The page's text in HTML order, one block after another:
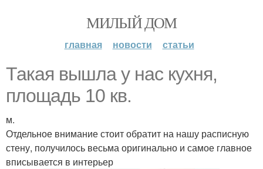
МИЛЫЙ ДОМ
главная новости статьи
Такая вышла у нас кухня,
площадь 10 кв.
м.
Отдельное внимание стоит обратит на нашу расписную
стену, получилось весьма оригинально и самое главное
вписывается в интерьер